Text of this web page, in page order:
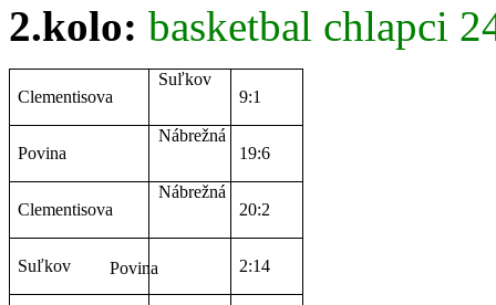
2.kolo: basketbal chlapci
Clementisova
Suľkov
9:1
Povina
Nábrežná
19:6
Clementisova
Nábrežná
20:2
Suľkov Povina 2:14